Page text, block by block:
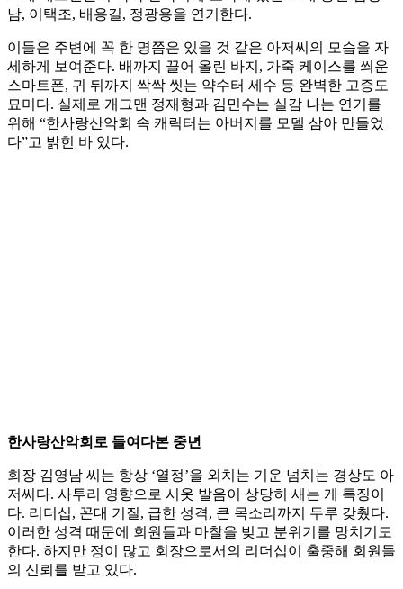
남, 이택조, 배용길, 정광용을 연기한다.
이들은 주변에 꼭 한 명쯤은 있을 것 같은 아저씨의 모습을 자
세하게 보여준다. 배까지 끌어 올린 바지, 가죽 케이스를 씌운
스마트폰, 귀 뒤까지 싹싹 씻는 약수터 세수 등 완벽한 고증도
묘미다. 실제로 개그맨 정재형과 김민수는 실감 나는 연기를
위해 “한사랑산악회 속 캐릭터는 아버지를 모델 삼아 만들었
다”고 밝힌 바 있다.
한사랑산악회로 들여다본 중년
회장 김영남 씨는 항상 ‘열정’을 외치는 기운 넘치는 경상도 아
저씨다. 사투리 영향으로 시옷 발음이 상당히 새는 게 특징이
다. 리더십, 꼰대 기질, 급한 성격, 큰 목소리까지 두루 갖췄다.
이러한 성격 때문에 회원들과 마찰을 빚고 분위기를 망치기도
한다. 하지만 정이 많고 회장으로서의 리더십이 출중해 회원들
의 신뢰를 받고 있다.